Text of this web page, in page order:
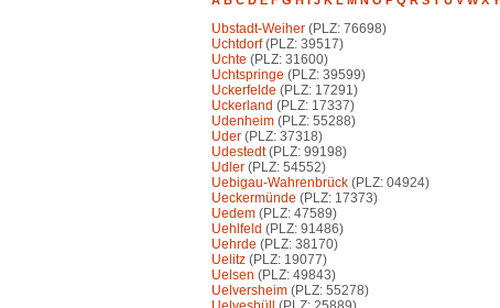
Ubstadt-Weiher (PLZ: 76698)
Uchtdorf(PLZ: 39517)
Uchte (PLZ: 31600)
Uchtspringe (PLZ: 39599)
Uckerfelde (PLZ: 17291)
Uckerland (PLZ: 17337)
Udenheim (PLZ: 55288)
Uder (PLZ: 37318)
Udestedt(PLZ: 99198)
Udler (PLZ: 54552)
Uebigau-Wahrenbrück (PLZ: 04924)
Ueckermünde (PLZ: 17373)
Uedem (PLZ: 47589)
Uehlfeld (PLZ: 91486)
Uehrde (PLZ: 38170)
Uelitz (PLZ: 19077)
Uelsen (PLZ: 49843)
Uelversheim (PLZ: 55278)